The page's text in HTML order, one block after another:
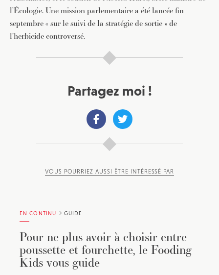
l’Écologie. Une mission parlementaire a été lancée fin
septembre « sur le suivi de la stratégie de sortie » de
l’herbicide controversé.
Partagez moi !
VOUS POURRIEZ AUSSI ÊTRE INTÉRESSÉ PAR
EN CONTINU GUIDE
Pour ne plus avoir à choisir entre
poussette et fourchette, le Fooding
Kids vous guide
JE M'INSCRIS À LA NEWSLETTER
Pour recevoir toutes les deux semaines notre lettre